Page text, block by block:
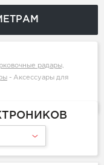
радары,
- Аксессуары для